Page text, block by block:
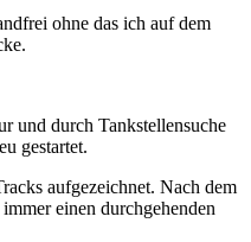
ohne das ich auf dem
und durch Tankstellensuche
gestartet.
aufgezeichnet. Nach dem
einen durchgehenden